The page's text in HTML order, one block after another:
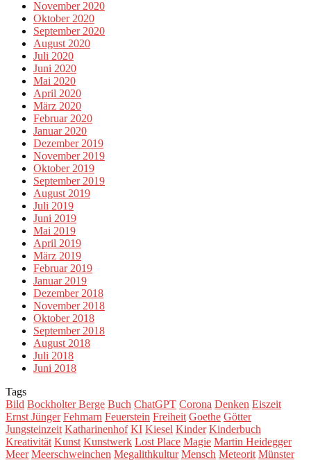
November 2020
Oktober 2020
September 2020
August 2020
Juli 2020
Juni 2020
Mai 2020
April 2020
März 2020
Februar 2020
Januar 2020
Dezember 2019
November 2019
Oktober 2019
September 2019
August 2019
Juli 2019
Juni 2019
Mai 2019
April 2019
März 2019
Februar 2019
Januar 2019
Dezember 2018
November 2018
Oktober 2018
September 2018
August 2018
Juli 2018
Juni 2018
Tags
Bild Bockholter Berge Buch ChatGPT Corona Denken Eiszeit
Ernst Jünger Fehmarn Feuerstein Freiheit Goethe Götter
Jungsteinzeit Katharinenhof KI Kiesel Kinder Kinderbuch
Kreativität Kunst Kunstwerk Lost Place Magie Martin Heidegger
Meer Meerschweinchen Megalithkultur Mensch Meteorit Münster